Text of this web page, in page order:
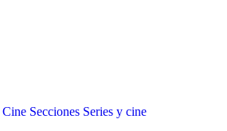
Cine Secciones Series y cine